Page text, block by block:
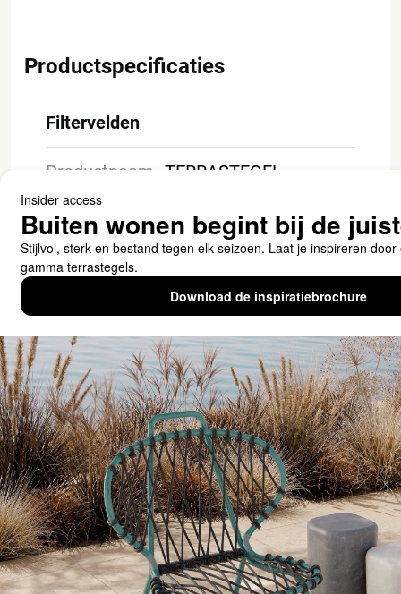
Productspecificaties
Filtervelden
Productnaam TERRASTEGEL
Links